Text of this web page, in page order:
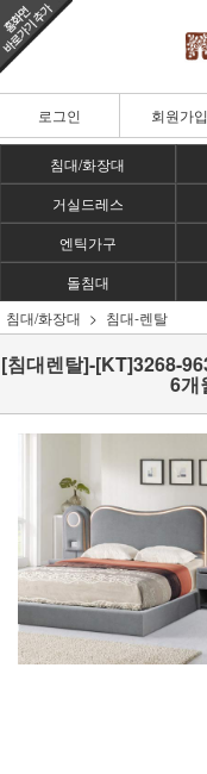
로그인 회원가입
침대/화장대
거실드레스
엔틱가구
돌침대
침대/화장대
침대-렌탈
[침대렌탈]-[KT]3268-
6개